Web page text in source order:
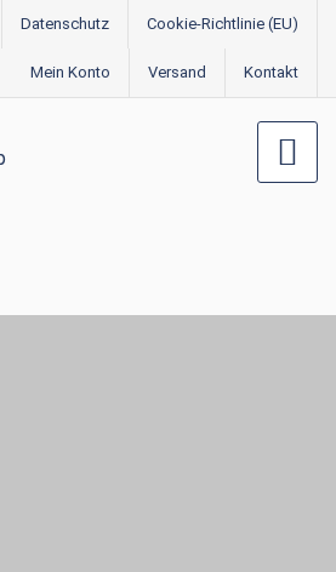
Cookie-Richtlinie (EU)
Datenschutz
Kontakt
Versand
Mein Konto